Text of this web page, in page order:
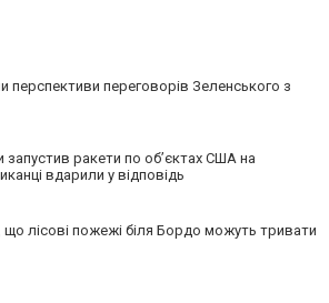
перспективи переговорів Зеленського з
запустив ракети по обʼєктах США на
вдарили у відповідь
що лісові пожежі біля Бордо можуть тривати